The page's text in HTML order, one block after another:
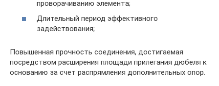
проворачиванию элемента;
Длительный период эффективного
задействования;
Повышенная прочность соединения, достигаемая
посредством расширения площади прилегания дюбеля к
основанию за счет распрямления дополнительных опор.